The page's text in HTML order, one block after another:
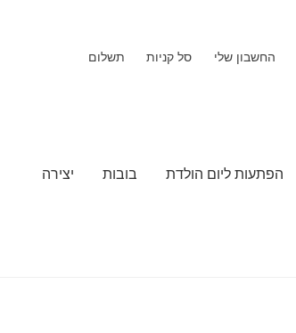
החשבון שלי סל קניות תשלום
הפתעות ליום הולדת בובות יצירה